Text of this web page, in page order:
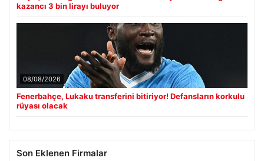
kazancı 3 bin lirayı buluyor
08/08/2026
Fenerbahçe, Lukaku transferini bitiriyor! Defansların korkulu
rüyası olacak
Son Eklenen Firmalar